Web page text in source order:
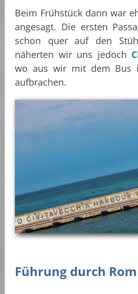
Beim Frühstück dann war
angesagt. Die ersten
schon quer auf den
näherten wir uns jedoch
wo aus wir mit dem Bus
aufbrachen.
Führung durch Rom